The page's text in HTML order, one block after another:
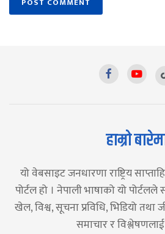
हाम्रो
यो वेबसाइट जनधारणा राष्ट्रिय
पोर्टल हो । नेपाली भाषाको यो पोर्टलले
खेल, विश्व, सूचना प्रविधि, भिडियो
समाचार र